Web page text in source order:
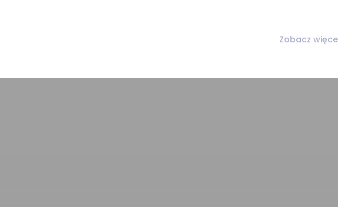
Zobacz